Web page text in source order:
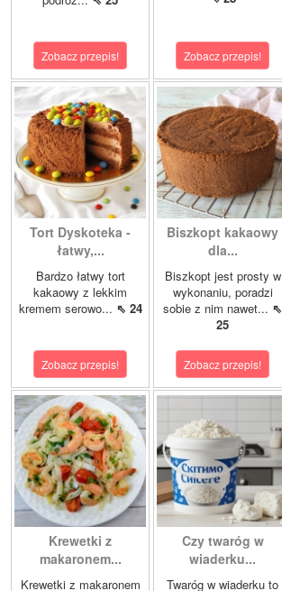
Zobacz przepis! Zobacz przepis!
Tort Dyskoteka -
łatwy,...
Bardzo łatwy tort
kakaowy z lekkim
kremem serowo... ⇖ 24
Zobacz przepis!
Biszkopt kakaowy
dla...
Biszkopt jest prosty w
wykonaniu, poradzi
sobie z nim nawet... ⇖
25
Zobacz przepis!
Krewetki z
makaronem...
Krewetki z makaronem
Czy twaróg w
wiaderku...
Twaróg w wiaderku to